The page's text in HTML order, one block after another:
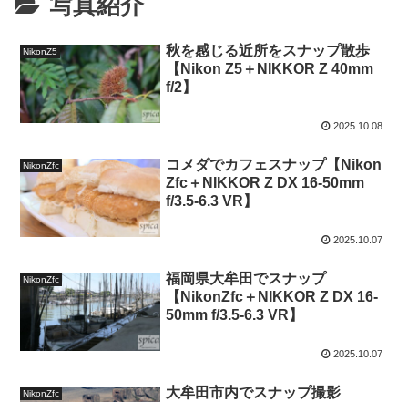
写真紹介
NikonZ5
秋を感じる近所をスナップ散歩
【Nikon Z5＋NIKKOR Z 40mm
f/2】
2025.10.08
NikonZfc
コメダでカフェスナップ【Nikon
Zfc＋NIKKOR Z DX 16-50mm
f/3.5-6.3 VR】
2025.10.07
NikonZfc
福岡県大牟田でスナップ
【NikonZfc＋NIKKOR Z DX 16-
50mm f/3.5-6.3 VR】
2025.10.07
NikonZfc
大牟田市内でスナップ撮影